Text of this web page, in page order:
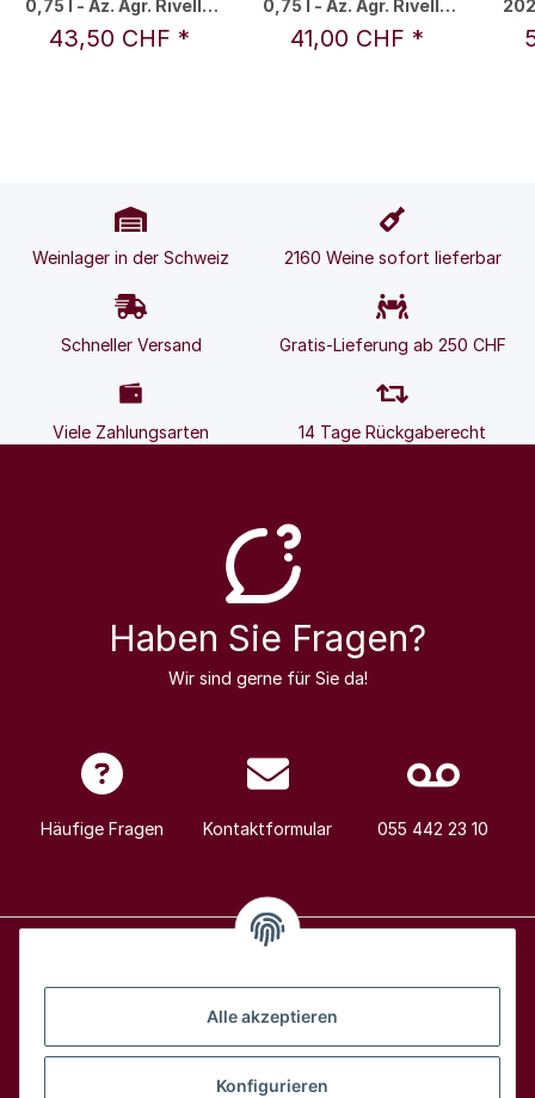
Alle akzeptieren
Konfigurieren
0,75 l - Az. Agr. Rivella
Silvia
43,50 CHF *
0,75 l - Az. Agr. Rivella
Silvia
41,00 CHF *
La
Weinlager in der Schweiz 2160 Weine sofort lieferbar
Schneller Versand Gratis-Lieferung ab 250 CHF
Viele Zahlungsarten 14 Tage Rückgaberecht
Haben Sie Fragen?
Wir sind gerne für Sie da!
Häufige Fragen Kontaktformular 055 442 23 10